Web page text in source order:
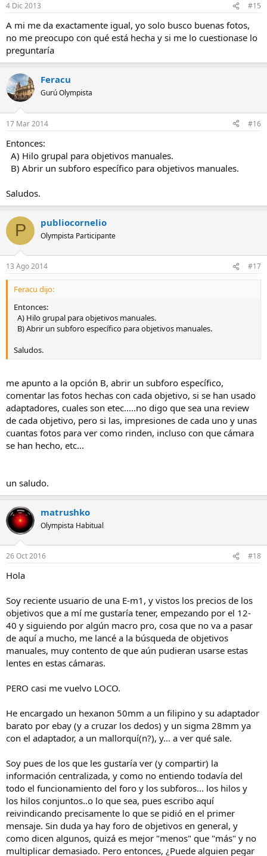
4 Dic 2013 #15
A mi me da exactamente igual, yo solo busco buenas fotos,
no me preocupo con qué está hecha y si me lo cuestionase lo
preguntaría
Feracu
Gurú Olympista
17 Mar 2014 #16
Entonces:
A) Hilo grupal para objetivos manuales.
B) Abrir un subforo específico para objetivos manuales.
Saludos.
P publiocornelio
Olympista Participante
13 Ago 2014 #17
Feracu dijo:
Entonces:
A) Hilo grupal para objetivos manuales.
B) Abrir un subforo específico para objetivos manuales.
Saludos.
me apunto a la opción B, abrir un subforo específico,
comentar las fotos hechas con cada objetivo, si se han usado
adaptadores, cuales son etec.....no digo que sea una review
de cada objetivo, pero si las, impresiones de cada uno y unas
cuantas fotos para ver como rinden, incluso con que cámara
se han hecho, etc...
un saludo.
matrushko
Olympista Habitual
26 Oct 2016 #18
Hola
Soy reciente usuario de una E-m1, y vistos los precios de los
objetivos que a mí me gustaría tener, empezando por el 12-
40 y siguiendo por algún macro pro, cosa que no va a pasar
de aquí a mucho, me lancé a la búsqueda de objetivos
manuales, muy contento de que aún pudieran usarse estas
lentes en estas cámaras.
PERO casi me vuelvo LOCO.
He encargado un hexanon 50mm a un filipino y su adaptador
barato por ebay (y a cruzar los dedos) y un sigma 28mm ya
con el adaptador, a un mallorquí(n?), y... a ver qué sale.
Soy pues de los que les gustaría ver (y compartir) la
información centralizada, y como no entiendo todavía del
todo el funcionamiento del foro y los subforos... los hilos y
los hilos conjuntos..o lo que sea, pues escribo aquí
reivindicando precisamente lo que se pidió en el primer
mensaje. Sin duda ya hay foro de objetivos en general, y
como dicen algunos, quizá es mejor "menos" que "más" y no
multiplicar demasiado. Pero entonces, ¿Puede alguien pegar